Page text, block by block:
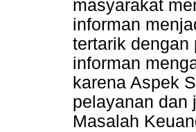
masyarakat
informan
tertarik dengan
informan
karena Aspek
pelayanan dan
Masalah